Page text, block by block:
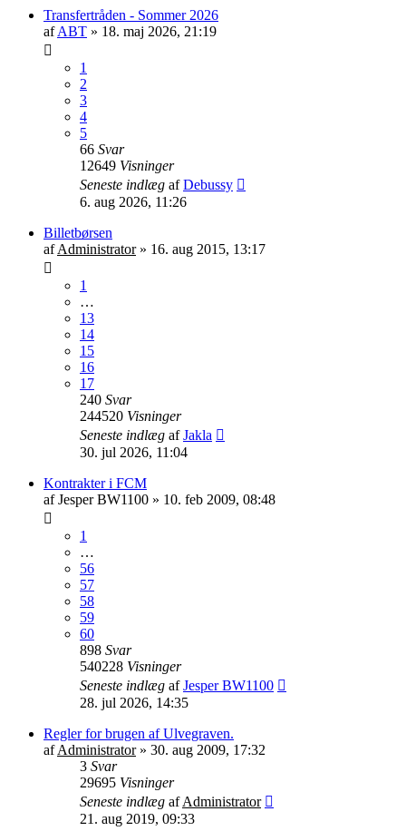
Transfertråden - Sommer 2026
afABT » 18. maj 2026, 21:19
1
2
3
4
5
66 Svar
12649 Visninger
Seneste indlæg afDebussy
6. aug 2026, 11:26
Billetbørsen
afAdministrator» 16. aug 2015, 13:17
1
…
13
14
15
16
17
240 Svar
244520 Visninger
Seneste indlæg afJakla
30. jul 2026, 11:04
Kontrakter i FCM
afJesper BW1100 » 10. feb 2009, 08:48
1
…
56
57
58
59
60
898 Svar
540228 Visninger
Seneste indlæg afJesper BW1100
28. jul 2026, 14:35
Regler for brugen af Ulvegraven.
afAdministrator» 30. aug 2009, 17:32
3 Svar
29695 Visninger
Seneste indlæg afAdministrator
21. aug 2019, 09:33